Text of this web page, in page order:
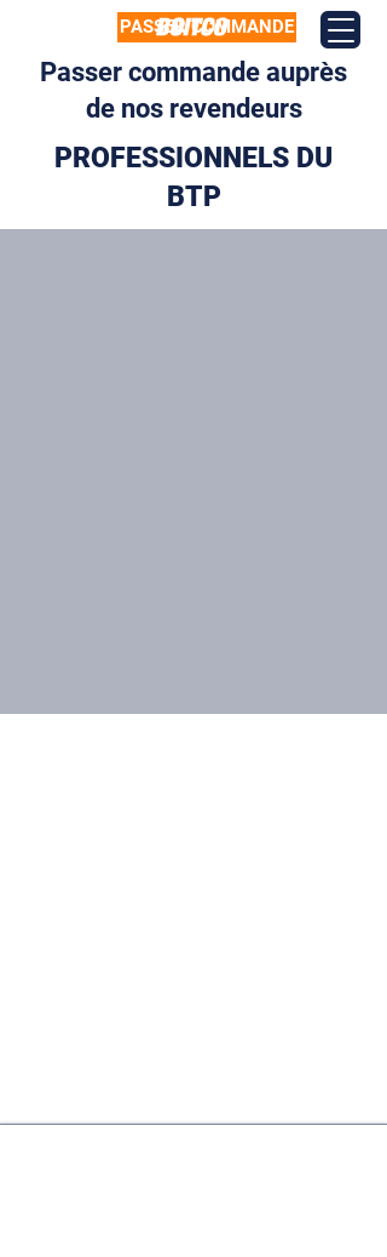
PASSER COMMANDE
Passer commande auprès
de nos revendeurs
PROFESSIONNELS DU
BTP